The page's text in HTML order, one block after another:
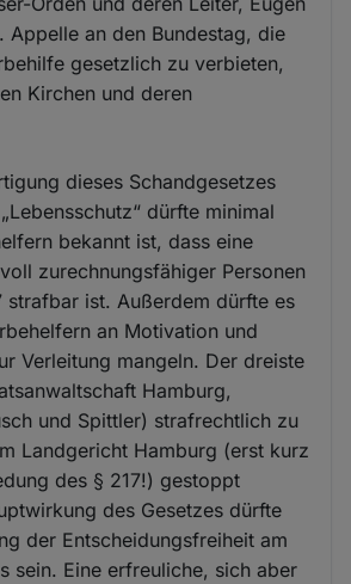
Appelle an den Bundestag, die
gesetzlich zu verbieten,
Kirchen und deren
dieses Schandgesetzes
dürfte minimal
bekannt ist, dass eine
zurechnungsfähiger Personen
strafbar ist. Außerdem dürfte es
an Motivation und
Verleitung mangeln. Der dreiste
Hamburg,
und Spittler) strafrechtlich zu
Landgericht Hamburg (erst kurz
des § 217!) gestoppt
des Gesetzes dürfte
der Entscheidungsfreiheit am
sein. Eine erfreuliche, sich aber